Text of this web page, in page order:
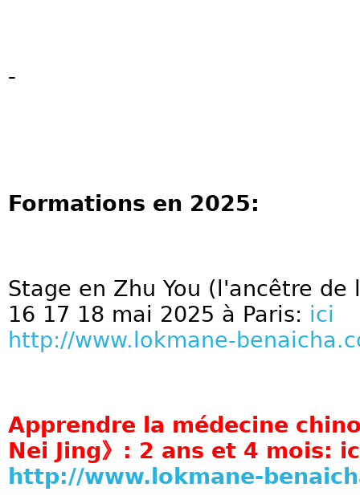
-
Formations en 2025:
Stage en Zhu You (l'ancêtre
16 17 18 mai 2025 à Paris: ici
http://www.lokmane-
Apprendre la médecine
Nei Jing》: 2 ans et 4 mois:
http://www.lokmane-